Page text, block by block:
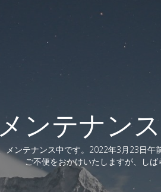
ンテナンス
メンテナンス中です。2022年3月23日午
ご不便をおかけいたしますが、しば